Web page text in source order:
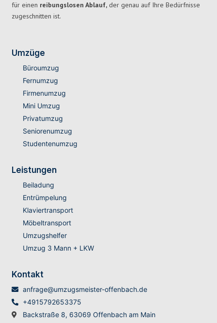
für einen reibungslosen Ablauf, der genau auf Ihre Bedürfnisse
zugeschnitten ist.
Umzüge
Büroumzug
Fernumzug
Firmenumzug
Mini Umzug
Privatumzug
Seniorenumzug
Studentenumzug
Leistungen
Beiladung
Entrümpelung
Klaviertransport
Möbeltransport
Umzugshelfer
Umzug 3 Mann + LKW
Kontakt
anfrage@umzugsmeister-offenbach.de
+4915792653375
Backstraße 8, 63069 Offenbach am Main